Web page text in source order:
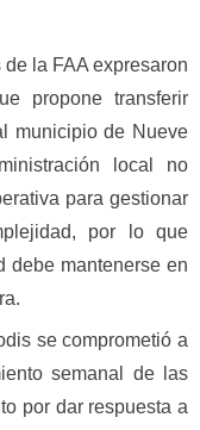
la FAA expresaron
propone transferir
municipio de Nueve
local no
para gestionar
por lo que
debe mantenerse en
se comprometió a
semanal de las
por dar respuesta a